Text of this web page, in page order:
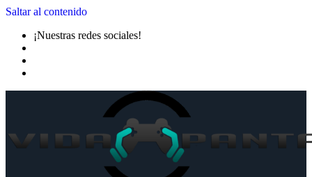
Saltar al contenido
¡Nuestras redes sociales!